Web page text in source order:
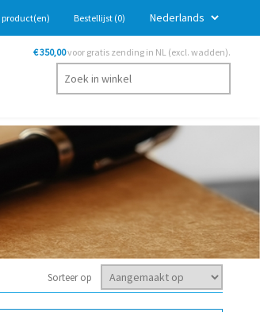
product(en) Bestellijst (0)
€ 350,00voor gratis zending in NL (excl. wadden).
Sorteer op